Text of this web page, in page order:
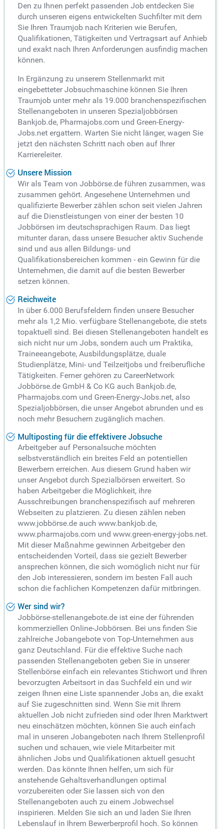
Den zu Ihnen perfekt passenden Job entdecken Sie
durch unseren eigens entwickelten Suchfilter mit dem
Sie Ihren Traumjob nach Kriterien wie Berufen,
Qualifikationen, Tätigkeiten und Vertragsart auf Anhieb
und exakt nach Ihren Anforderungen ausfindig machen
können.
In Ergänzung zu unserem Stellenmarkt mit
eingebetteter Jobsuchmaschine können Sie Ihren
Traumjob unter mehr als 19.000 branchenspezifischen
Stellenangeboten in unseren Spezialjobbörsen
Bankjob.de, Pharmajobs.com und Green-Energy-
Jobs.net ergattern. Warten Sie nicht länger, wagen Sie
jetzt den nächsten Schritt nach oben auf Ihrer
Karriereleiter.
Unsere Mission
Wir als Team von Jobbörse.de führen zusammen, was
zusammen gehört. Angesehene Unternehmen und
qualifizierte Bewerber zählen schon seit vielen Jahren
auf die Dienstleistungen von einer der besten 10
Jobbörsen im deutschsprachigen Raum. Das liegt
mitunter daran, dass unsere Besucher aktiv Suchende
sind und aus allen Bildungs- und
Qualifikationsbereichen kommen - ein Gewinn für die
Unternehmen, die damit auf die besten Bewerber
setzen können.
Reichweite
In über 6.000 Berufsfeldern finden unsere Besucher
mehr als 1,2 Mio. verfügbare Stellenangebote, die stets
topaktuell sind. Bei diesen Stellenangeboten handelt es
sich nicht nur um Jobs, sondern auch um Praktika,
Traineeangebote, Ausbildungsplätze, duale
Studienplätze, Mini- und Teilzeitjobs und freiberufliche
Tätigkeiten. Ferner gehören zu CareerNetwork
Jobbörse.de GmbH & Co KG auch Bankjob.de,
Pharmajobs.com und Green-Energy-Jobs.net, also
Spezialjobbörsen, die unser Angebot abrunden und es
noch mehr Besuchern zugänglich machen.
Multiposting für die effektivere Jobsuche
Arbeitgeber auf Personalsuche möchten
selbstverständlich ein breites Feld an potentiellen
Bewerbern erreichen. Aus diesem Grund haben wir
unser Angebot durch Spezialbörsen erweitert. So
haben Arbeitgeber die Möglichkeit, ihre
Ausschreibungen branchenspezifisch auf mehreren
Webseiten zu platzieren. Zu diesen zählen neben
www.jobbörse.de auch www.bankjob.de,
www.pharmajobs.com und www.green-energy-jobs.net.
Mit dieser Maßnahme gewinnen Arbeitgeber den
entscheidenden Vorteil, dass sie gezielt Bewerber
ansprechen können, die sich womöglich nicht nur für
den Job interessieren, sondern im besten Fall auch
schon die fachlichen Kompetenzen dafür mitbringen.
Wer sind wir?
Jobbörse-stellenangebote.de ist eine der führenden
kommerziellen Online-Jobbörsen. Bei uns finden Sie
zahlreiche Jobangebote von Top-Unternehmen aus
ganz Deutschland. Für die effektive Suche nach
passenden Stellenangeboten geben Sie in unserer
Stellenbörse einfach ein relevantes Stichwort und Ihren
bevorzugten Arbeitsort in das Suchfeld ein und wir
zeigen Ihnen eine Liste spannender Jobs an, die exakt
auf Sie zugeschnitten sind. Wenn Sie mit Ihrem
aktuellen Job nicht zufrieden sind oder Ihren Marktwert
neu einschätzen möchten, können Sie auch einfach
mal in unseren Jobangeboten nach Ihrem Stellenprofil
suchen und schauen, wie viele Mitarbeiter mit
ähnlichen Jobs und Qualifikationen aktuell gesucht
werden. Das könnte Ihnen helfen, um sich für
anstehende Gehaltsverhandlungen optimal
vorzubereiten oder Sie lassen sich von den
Stellenangeboten auch zu einem Jobwechsel
inspirieren. Melden Sie sich an und laden Sie Ihren
Lebenslauf in Ihrem Bewerberprofil hoch. So können